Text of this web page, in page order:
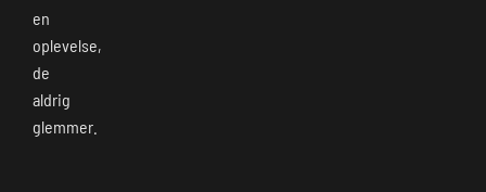
en
oplevelse,
de
aldrig
glemmer.